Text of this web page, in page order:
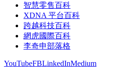
智慧零售百科
XDNA 平台百科
跨越科技百科
網虎國際百科
李奇申部落格
YouTubeFBLinkedInMedium